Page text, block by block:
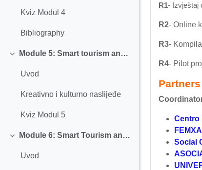
Kviz Modul 4
Bibliography
Replier
Module 5: Smart tourism and Creative and Cultural Heritage
Uvod
Kreativno i kulturno naslijeđe
Kviz Modul 5
Replier
Module 6: Smart Tourism and Open Innovation
Uvod
R1- Izvještaj
R2- Online
R3-
R4- Pilot
Partners
Centro
Social